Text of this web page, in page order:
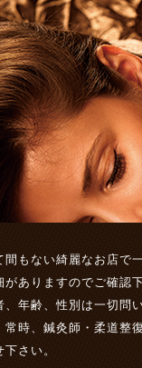
間もない綺麗なお店で
ありますのでご確認下
年齢、性別は一切問
常時、鍼灸師・柔道整
さい。